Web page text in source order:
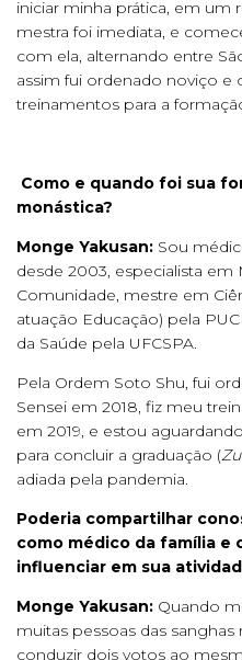
iniciar minha prática, em um
mestra foi imediata, e
com ela, alternando entre
assim fui ordenado noviço e
treinamentos para a
Como e quando foi sua
monástica?
Monge Yakusan: Sou
desde 2003, especialista em
Comunidade, mestre em
atuação Educação) pela
da Saúde pela UFCSPA.
Pela Ordem Soto Shu, fui
Sensei em 2018, fiz meu
em 2019, e estou
para concluir a graduação (
adiada pela pandemia.
Poderia compartilhar
como médico da família e
influenciar em sua
Monge Yakusan: Quando
muitas pessoas das
conduzir dois votos ao